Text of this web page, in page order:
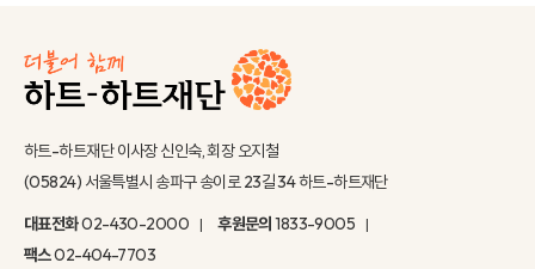
하트-하트재단 이사장 신인숙, 회장 오지철
(05824) 서울특별시 송파구 송이로 23길 34 하트-하트재단
대표전화02-430-2000 후원문의1833-9005
팩스02-404-7703